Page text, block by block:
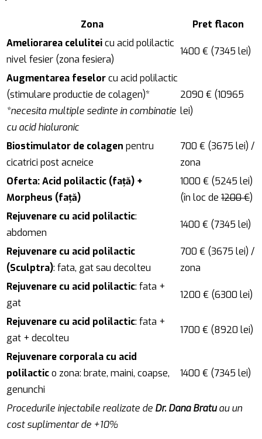
Zona
Pret flacon
Ameliorarea celuliteicu acid polilactic
nivel fesier (zona fesiera)
1400 € (7345 lei)
Augmentarea feselorcu acid polilactic
(stimulare productie de colagen)*
*necesita multiple sedinte in combinatie
cu acid hialuronic
2090 € (10965
lei)
Biostimulator de colagen pentru
cicatrici post acneice
700 € (3675 lei) /
zona
Oferta: Acid polilactic (față) +
Morpheus (față)
1000 € (5245 lei)
(în loc de 1200 €)
Rejuvenare cu acid polilactic:
abdomen
1400 € (7345 lei)
Rejuvenare cu acid polilactic
(Sculptra): fata, gat sau decolteu
700 € (3675 lei) /
zona
Rejuvenare cu acid polilactic: fata +
gat
1200 € (6300 lei)
Rejuvenare cu acid polilactic: fata +
gat + decolteu
1700 € (8920 lei)
Rejuvenare corporala cu acid
polilactico zona: brate, maini, coapse,
genunchi
1400 € (7345 lei)
Procedurile injectabile realizate de Dr. Dana Bratuau un
cost suplimentar de +10%